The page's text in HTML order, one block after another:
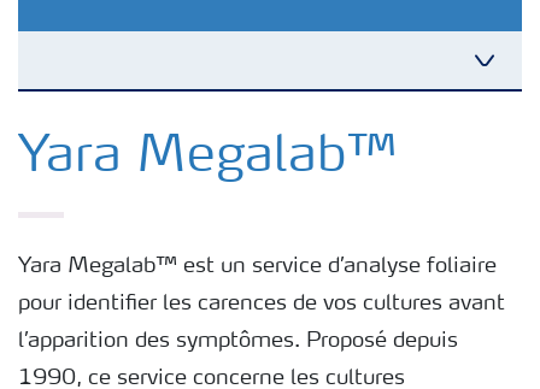
Nutrition des cultures
Cultivez l'avenir
Yara Megalab™
Yara Megalab™ est un service d’analyse foliaire
pour identifier les carences de vos cultures avant
l’apparition des symptômes. Proposé depuis
1990, ce service concerne les cultures